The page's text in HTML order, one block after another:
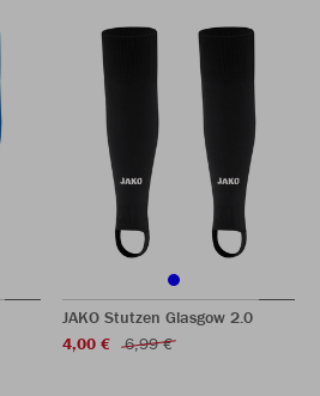
JAKO Stutzen Glasgow 2.0
4,00 €
6,99 €